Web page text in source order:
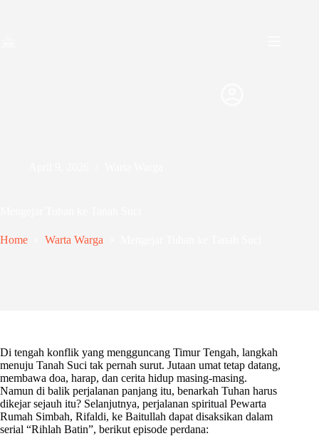
Home Warta Warga
Di tengah konflik yang mengguncang Timur Tengah, langkah
menuju Tanah Suci tak pernah surut. Jutaan umat tetap datang,
membawa doa, harap, dan cerita hidup masing-masing.
Namun di balik perjalanan panjang itu, benarkah Tuhan harus
dikejar sejauh itu? Selanjutnya, perjalanan spiritual Pewarta
Rumah Simbah, Rifaldi, ke Baitullah dapat disaksikan dalam
serial “Rihlah Batin”, berikut episode perdana: